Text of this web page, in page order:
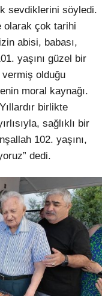
sevdiklerini söyledi.
olarak çok tarihi
abisi, babası,
yaşını güzel bir
olduğu
moral kaynağı.
birlikte
sağlıklı bir
102. yaşını,
dedi.